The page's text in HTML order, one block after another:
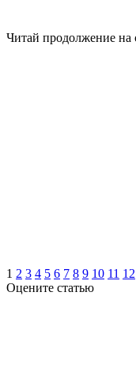
Читай продолжение на
1 2 3 4 5 6 7 8 9 10 11 12
Оцените статью